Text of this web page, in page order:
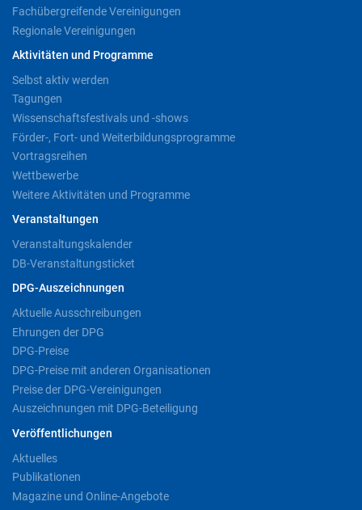
Fachübergreifende Vereinigungen
Regionale Vereinigungen
Aktivitäten und Programme
Selbst aktiv werden
Tagungen
Wissenschaftsfestivals und -shows
Förder-, Fort- und Weiterbildungsprogramme
Vortragsreihen
Wettbewerbe
Weitere Aktivitäten und Programme
Veranstaltungen
Veranstaltungskalender
DB-Veranstaltungsticket
DPG-Auszeichnungen
Aktuelle Ausschreibungen
Ehrungen der DPG
DPG-Preise
DPG-Preise mit anderen Organisationen
Preise der DPG-Vereinigungen
Auszeichnungen mit DPG-Beteiligung
Veröffentlichungen
Aktuelles
Publikationen
Magazine und Online-Angebote